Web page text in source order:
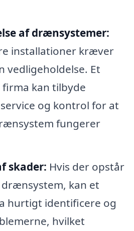
af drænsystemer:
installationer kræver
vedligeholdelse. Et
kan tilbyde
og kontrol for at
fungerer
skader: Hvis der opstår
kan et
hurtigt identificere og
hvilket